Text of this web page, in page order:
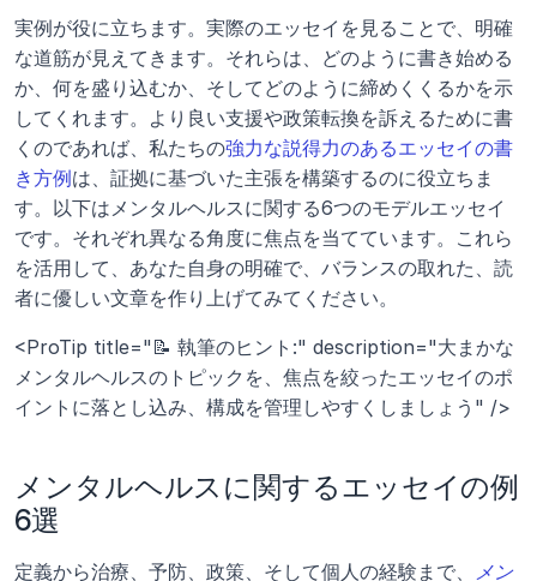
実例が役に立ちます。実際のエッセイを見ることで、明確
な道筋が見えてきます。それらは、どのように書き始める
か、何を盛り込むか、そしてどのように締めくくるかを示
してくれます。より良い支援や政策転換を訴えるために書
くのであれば、私たちの強力な説得力のあるエッセイの書
き方例は、証拠に基づいた主張を構築するのに役立ちま
す。以下はメンタルヘルスに関する6つのモデルエッセイ
です。それぞれ異なる角度に焦点を当てています。これら
を活用して、あなた自身の明確で、バランスの取れた、読
者に優しい文章を作り上げてみてください。
<ProTip title="📝 執筆のヒント:" description="大まかな
メンタルヘルスのトピックを、焦点を絞ったエッセイのポ
イントに落とし込み、構成を管理しやすくしましょう" />
メンタルヘルスに関するエッセイの例
6選
定義から治療、予防、政策、そして個人の経験まで、
メン